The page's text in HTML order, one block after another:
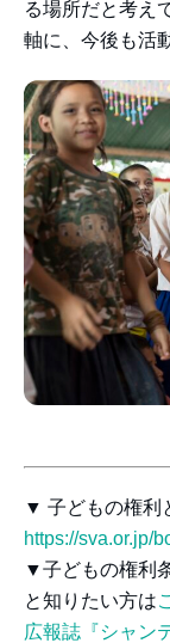
る場所だと考え
軸に、今後も活
▼ 子どもの権利
https://sva.or.jp/
▼子どもの権利
と知りたい方は
広報誌『シャン